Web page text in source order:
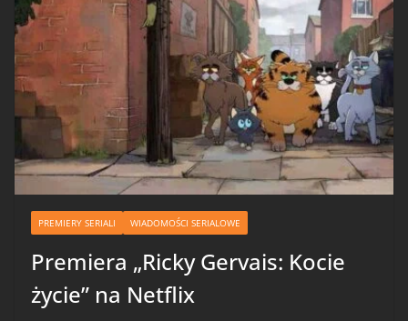
PREMIERY SERIALI WIADOMOŚCI SERIALOWE
Premiera „Ricky Gervais: Kocie
życie” na Netflix